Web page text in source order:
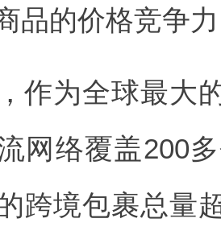
品的价格竞争
作为全球最大
网络覆盖200
跨境包裹总量